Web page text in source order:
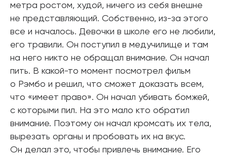
метра ростом, худой, ничего из себя внешне
не представляющий. Собственно, из-за этого
все и началось. Девочки в школе его не любили,
его травили. Он поступил в медучилище и там
на него никто не обращал внимание. Он начал
пить. В какой-то момент посмотрел фильм
о Рэмбо и решил, что сможет доказать всем,
что «имеет право». Он начал убивать бомжей,
с которыми пил. На это мало кто обратил
внимание. Поэтому он начал кромсать их тела,
вырезать органы и пробовать их на вкус.
Он делал это, чтобы привлечь внимание. Его